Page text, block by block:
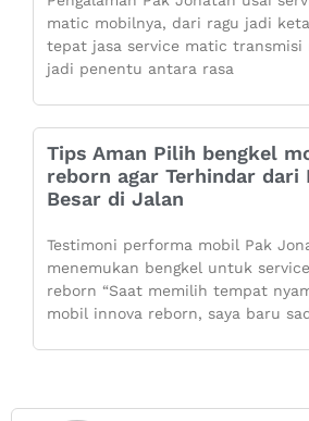
matic mobilnya, dari ragu jadi
tepat jasa service matic transmisi
jadi penentu antara rasa
Tips Aman Pilih bengkel
reborn agar Terhindar dari
Besar di Jalan
Testimoni performa mobil Pak
menemukan bengkel untuk
reborn “Saat memilih tempat
mobil innova reborn, saya baru